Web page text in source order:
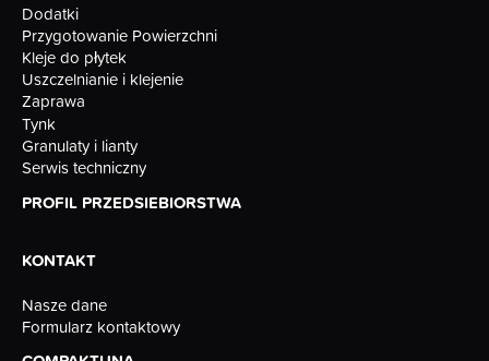
Dodatki
Przygotowanie Powierzchni
Kleje do płytek
Uszczelnianie i klejenie
Zaprawa
Tynk
Granulaty i lianty
Serwis techniczny
PROFIL PRZEDSIEBIORSTWA
KONTAKT
Nasze dane
Formularz kontaktowy